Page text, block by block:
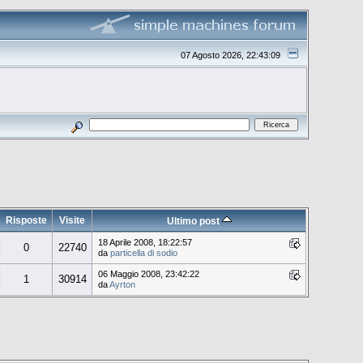
07 Agosto 2026, 22:43:09
Risposte Visite Ultimo post
0 22740
18 Aprile 2008, 18:22:57
da particella di sodio
1 30914
06 Maggio 2008, 23:42:22
daAyrton